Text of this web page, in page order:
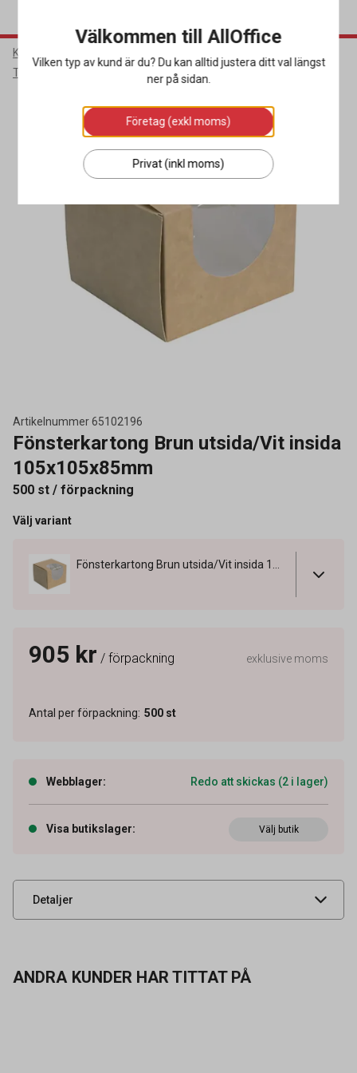
Kök & Servering
Tårtkartonger & Bakelsekartonger
Artikelnummer65102196
Fönsterkartong Brun utsida/Vit insida
105x105x85mm
500 st / förpackning
Välj variant
905 kr / förpackning exklusive moms
Antal per förpackning: 500 st
Webblager: Redo att skickas (2 i lager)
Visa butikslager: Välj butik
Detaljer
UNSPSC 24111502
ANDRA KUNDER HAR TITTAT PÅ
Välkommen till AllOffice
Vilken typ av kund är du? Du kan alltid justera ditt val längst
ner på sidan.
Företag (exkl moms)
Privat (inkl moms)